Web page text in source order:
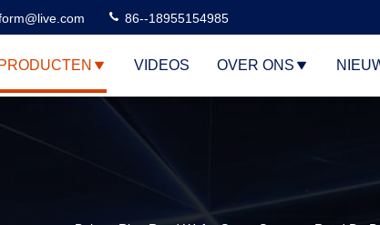
86--18955154985
PRODUCTEN VIDEOS OVER ONS